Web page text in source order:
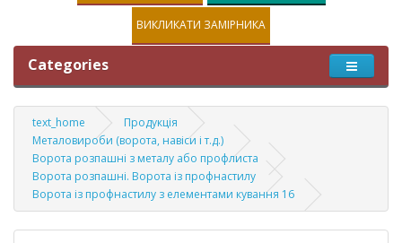
ВИКЛИКАТИ ЗАМІРНИКА
Categories
text_home
Продукція
Металовироби (ворота, навіси і т.д.)
Ворота розпашні з металу або профлиста
Ворота розпашні. Ворота із профнастилу
Ворота із профнастилу з елементами кування 16